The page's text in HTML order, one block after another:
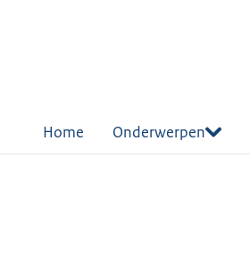
Home Onderwerpen